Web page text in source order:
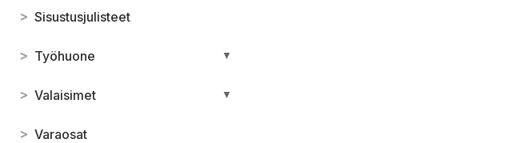
> Sisustusjulisteet
> Työhuone ▼
> Valaisimet ▼
> Varaosat